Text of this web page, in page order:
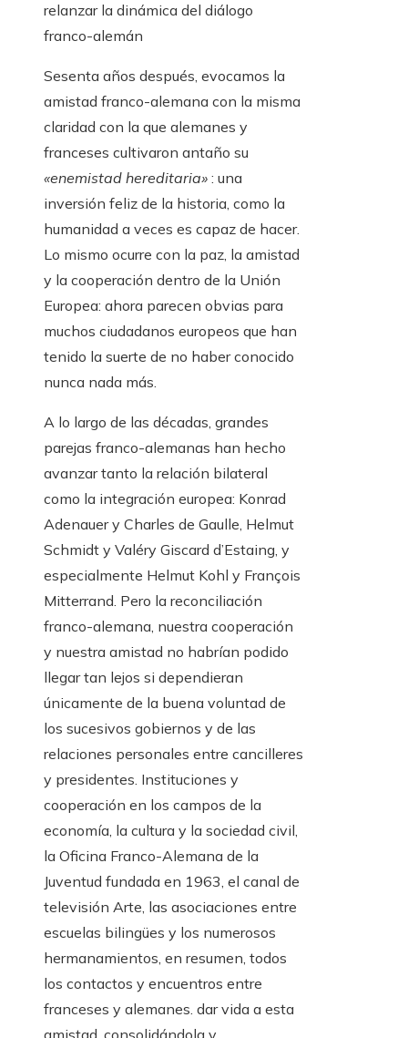
relanzar la dinámica del diálogo
franco-alemán
Sesenta años después, evocamos la
amistad franco-alemana con la misma
claridad con la que alemanes y
franceses cultivaron antaño su
«enemistad hereditaria» : una
inversión feliz de la historia, como la
humanidad a veces es capaz de hacer.
Lo mismo ocurre con la paz, la amistad
y la cooperación dentro de la Unión
Europea: ahora parecen obvias para
muchos ciudadanos europeos que han
tenido la suerte de no haber conocido
nunca nada más.
A lo largo de las décadas, grandes
parejas franco-alemanas han hecho
avanzar tanto la relación bilateral
como la integración europea: Konrad
Adenauer y Charles de Gaulle, Helmut
Schmidt y Valéry Giscard d’Estaing, y
especialmente Helmut Kohl y François
Mitterrand. Pero la reconciliación
franco-alemana, nuestra cooperación
y nuestra amistad no habrían podido
llegar tan lejos si dependieran
únicamente de la buena voluntad de
los sucesivos gobiernos y de las
relaciones personales entre cancilleres
y presidentes. Instituciones y
cooperación en los campos de la
economía, la cultura y la sociedad civil,
la Oficina Franco-Alemana de la
Juventud fundada en 1963, el canal de
televisión Arte, las asociaciones entre
escuelas bilingües y los numerosos
hermanamientos, en resumen, todos
los contactos y encuentros entre
franceses y alemanes. dar vida a esta